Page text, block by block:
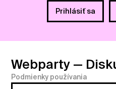
Prihlásiť sa
Webparty —
Podmienky používania